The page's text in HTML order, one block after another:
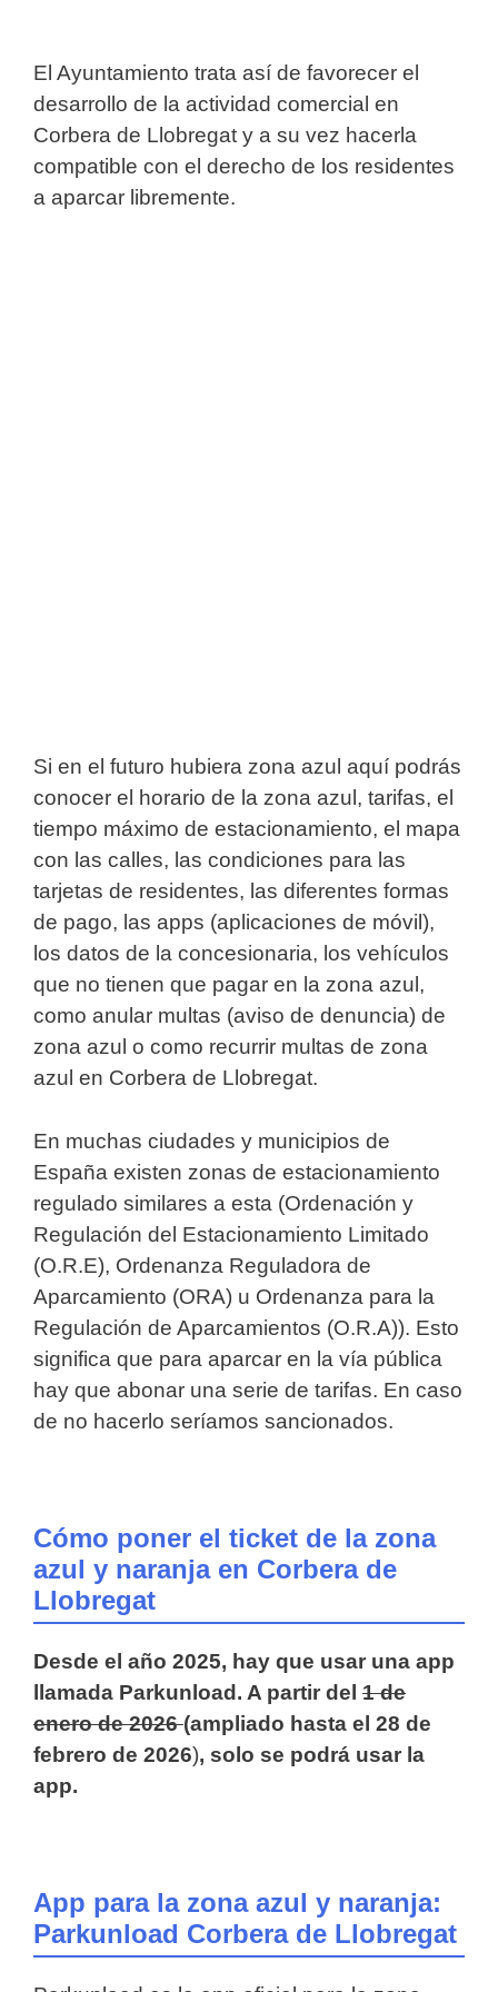
El Ayuntamiento trata así de favorecer el
desarrollo de la actividad comercial en
Corbera de Llobregat y a su vez hacerla
compatible con el derecho de los residentes
a aparcar libremente.
Si en el futuro hubiera zona azul aquí podrás
conocer el horario de la zona azul, tarifas, el
tiempo máximo de estacionamiento, el mapa
con las calles, las condiciones para las
tarjetas de residentes, las diferentes formas
de pago, las apps (aplicaciones de móvil),
los datos de la concesionaria, los vehículos
que no tienen que pagar en la zona azul,
como anular multas (aviso de denuncia) de
zona azul o como recurrir multas de zona
azul en Corbera de Llobregat.
En muchas ciudades y municipios de
España existen zonas de estacionamiento
regulado similares a esta (Ordenación y
Regulación del Estacionamiento Limitado
(O.R.E), Ordenanza Reguladora de
Aparcamiento (ORA) u Ordenanza para la
Regulación de Aparcamientos (O.R.A)). Esto
significa que para aparcar en la vía pública
hay que abonar una serie de tarifas. En caso
de no hacerlo seríamos sancionados.
Cómo poner el ticket de la zona
azul y naranja en Corbera de
Llobregat
Desde el año 2025, hay que usar una app
llamada Parkunload. A partir del 1 de
enero de 2026(ampliado hasta el 28 de
febrero de 2026), solo se podrá usar la
app.
App para la zona azul y naranja:
Parkunload Corbera de Llobregat